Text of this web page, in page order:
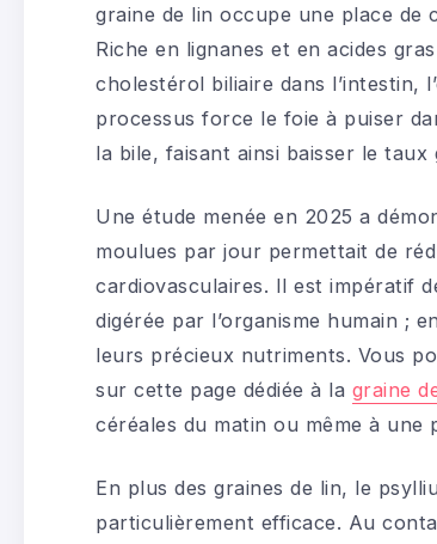
graine de lin occupe une place de
Riche en lignanes et en acides
cholestérol biliaire dans l’intestin,
processus force le foie à puiser
la bile, faisant ainsi baisser le
Une étude menée en 2025 a
moulues par jour permettait de
cardiovasculaires. Il est impératif
digérée par l’organisme humain ;
leurs précieux nutriments. Vous
sur cette page dédiée à la graine
céréales du matin ou même à une
En plus des graines de lin, le
particulièrement efficace. Au